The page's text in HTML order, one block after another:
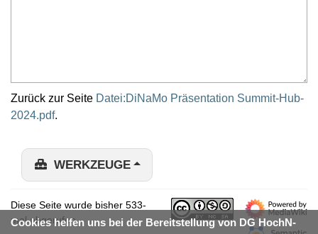
Zurück zur Seite Datei:DiNaMo Präsentation Summit-Hub-
2024.pdf.
Cookies helfen uns bei der Bereitstellung von DG HochN-
WERKZEUGE
Diese Seite wurde bisher 533-
mal abgerufen.